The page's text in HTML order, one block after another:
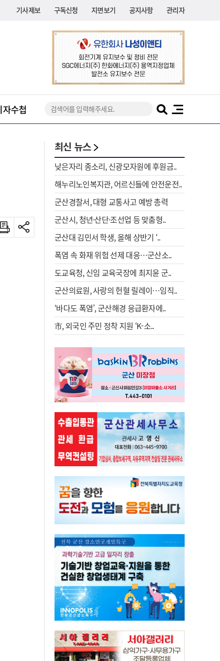
기사제보 구독신청 지면보기 공지사항 관리자
자수첩
최신 뉴스
낮은자리 종소리, 신광모자원에 후원금..
해누리노인복지관, 어르신들에 안전운전..
군산경찰서, 대형 교통사고 예방 총력
군산시, 청년·산단·조선업 등 맞춤형..
군산대 김민서 학생, 올해 상반기 ‘..
폭염 속 화재 위험 선제 대응…군산소..
도교육청, 신임 교육국장에 최지윤 군..
군산의료원, 사랑의 헌혈 릴레이…임직..
‘바다도 폭염’, 군산해경 응급환자에..
市, 외국인 주민 정착 지원 ‘K-소..